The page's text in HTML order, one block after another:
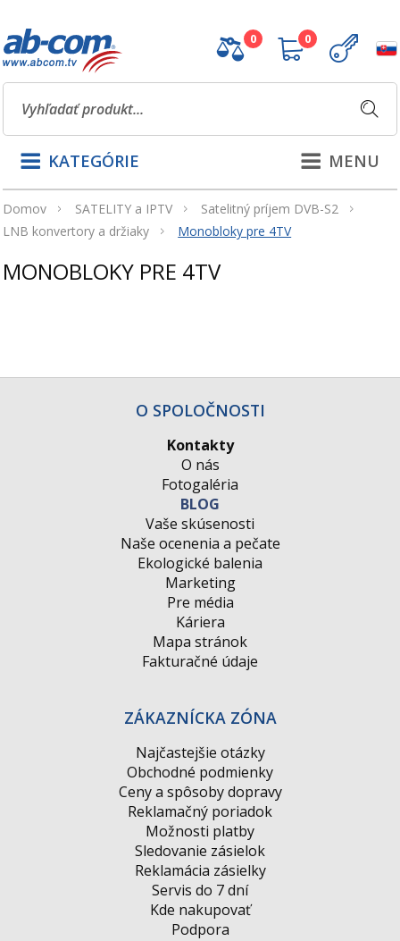
0 0
MENU
KATEGÓRIE
Domov SATELITY a IPTV
Satelitný príjem DVB-S2
LNB konvertory a držiaky
Monobloky pre 4TV
MONOBLOKY PRE 4TV
O SPOLOČNOSTI
Kontakty
O nás
Fotogaléria
BLOG
Vaše skúsenosti
Naše ocenenia a pečate
Ekologické balenia
Marketing
Pre média
Káriera
Mapa stránok
Fakturačné údaje
ZÁKAZNÍCKA ZÓNA
Najčastejšie otázky
Obchodné podmienky
Ceny a spôsoby dopravy
Reklamačný poriadok
Možnosti platby
Sledovanie zásielok
Reklamácia zásielky
Servis do 7 dní
Kde nakupovať
Podpora